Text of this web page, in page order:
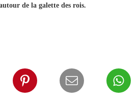
de la galette des rois.